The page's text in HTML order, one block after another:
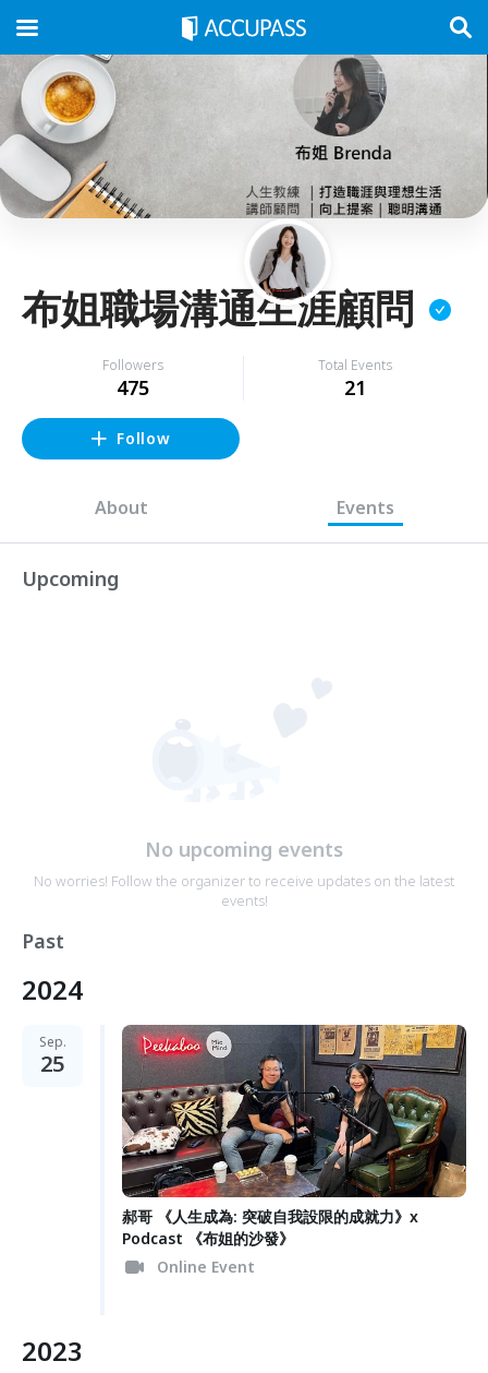
布姐職場溝通生涯顧問
Followers
475
Total Events
21
Follow
About Events
Upcoming
No upcoming events
No worries! Follow the organizer to receive updates on the latest
events!
Past
2024
Sep.
25
郝哥 《人生成為: 突破自我設限的成就力》x
Podcast 《布姐的沙發》
Online Event
2023